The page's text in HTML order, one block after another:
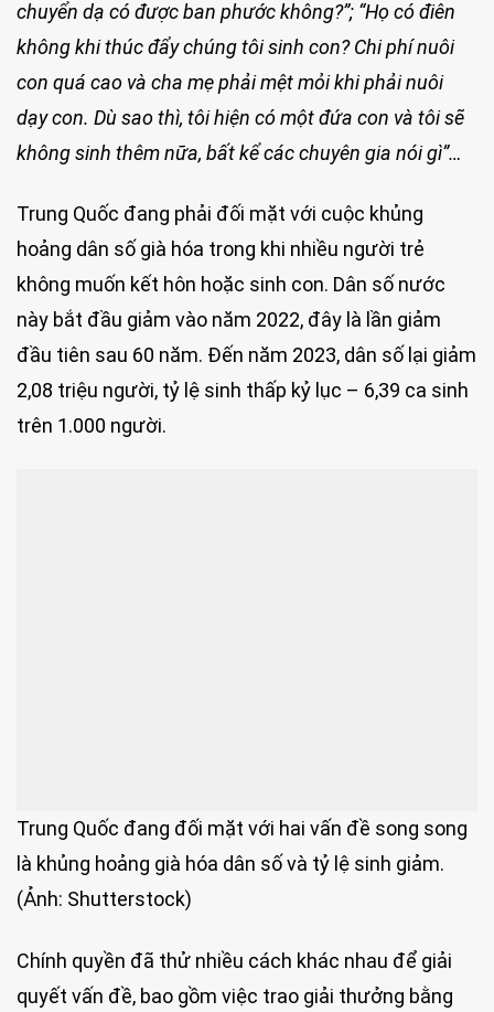
chuyển dạ có được ban phước không?”; “Họ có điên
không khi thúc đẩy chúng tôi sinh con? Chi phí nuôi
con quá cao và cha mẹ phải mệt mỏi khi phải nuôi
dạy con. Dù sao thì, tôi hiện có một đứa con và tôi sẽ
không sinh thêm nữa, bất kể các chuyên gia nói gì”…
Trung Quốc đang phải đối mặt với cuộc khủng
hoảng dân số già hóa trong khi nhiều người trẻ
không muốn kết hôn hoặc sinh con. Dân số nước
này bắt đầu giảm vào năm 2022, đây là lần giảm
đầu tiên sau 60 năm. Đến năm 2023, dân số lại giảm
2,08 triệu người, tỷ lệ sinh thấp kỷ lục – 6,39 ca sinh
trên 1.000 người.
Trung Quốc đang đối mặt với hai vấn đề song song
là khủng hoảng già hóa dân số và tỷ lệ sinh giảm.
(Ảnh: Shutterstock)
Chính quyền đã thử nhiều cách khác nhau để giải
quyết vấn đề, bao gồm việc trao giải thưởng bằng